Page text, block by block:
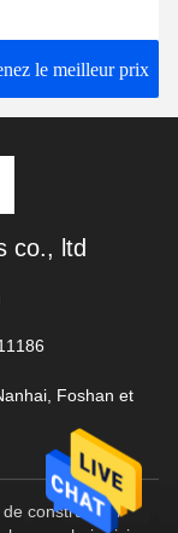
le meilleur prix
co., ltd
Foshan et
construction